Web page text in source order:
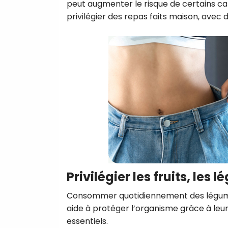
peut augmenter le risque de certains
privilégier des repas faits maison,
Privilégier les fruits, les
Consommer quotidiennement des
aide à protéger l’organisme grâce à
essentiels.